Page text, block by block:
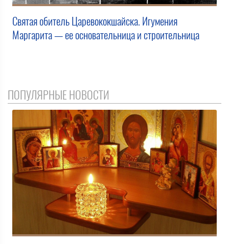
Святая обитель Царевококшайска. Игумения
Маргарита — ее основательница и строительница
ПОПУЛЯРНЫЕ НОВОСТИ